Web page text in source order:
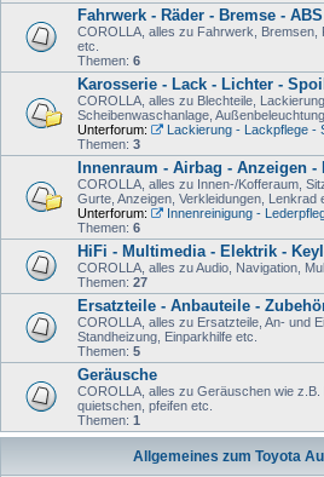
Fahrwerk - Räder - Bremse -
COROLLA, alles zu Fahrwerk, Bremsen,
etc.
Themen: 6
Karosserie - Lack - Lichter -
COROLLA, alles zu Blechteile,
Scheibenwaschanlage,
Unterforum:
Lackierung - Lackpflege -
Themen: 3
Innenraum - Airbag - Anzeigen
COROLLA, alles zu Innen-/Kofferaum,
Gurte, Anzeigen, Verkleidungen, Lenkrad
Unterforum:
Innenreinigung -
Themen: 6
HiFi - Multimedia - Elektrik -
COROLLA, alles zu Audio, Navigation,
Themen: 27
Ersatzteile - Anbauteile -
COROLLA, alles zu Ersatzteile, An- und
Standheizung, Einparkhilfe etc.
Themen: 5
Geräusche
COROLLA, alles zu Geräuschen wie
quietschen, pfeifen etc.
Themen: 1
Allgemeines zum Toyota